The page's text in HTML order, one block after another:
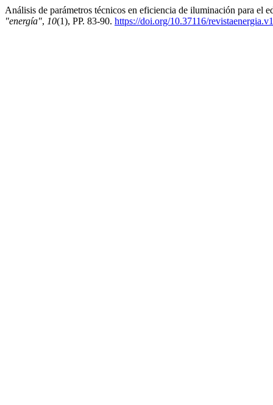
Análisis de parámetros técnicos en eficiencia de iluminación para
"energía", 10(1), PP. 83-90. https://doi.org/10.37116/